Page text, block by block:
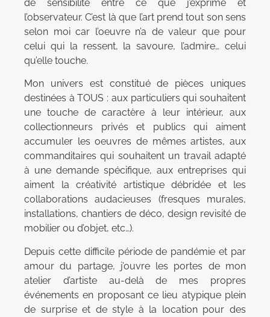
de sensibilité entre ce que j’exprime et
l’observateur. C’est là que l’art prend tout son sens
selon moi car l’oeuvre n’a de valeur que pour
celui qui la ressent, la savoure, l’admire… celui
qu’elle touche.
Mon univers est constitué de pièces uniques
destinées à TOUS : aux particuliers qui souhaitent
une touche de caractère à leur intérieur, aux
collectionneurs privés et publics qui aiment
accumuler les oeuvres de mêmes artistes, aux
commanditaires qui souhaitent un travail adapté
à une demande spécifique, aux entreprises qui
aiment la créativité artistique débridée et les
collaborations audacieuses (fresques murales,
installations, chantiers de déco, design revisité de
mobilier ou d’objet, etc…).
Depuis cette difficile période de pandémie et par
amour du partage, j’ouvre les portes de mon
atelier d’artiste au-delà de mes propres
événements en proposant ce lieu atypique plein
de surprise et de style à la location pour des